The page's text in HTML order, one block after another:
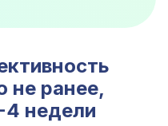
не ранее,
4 недели